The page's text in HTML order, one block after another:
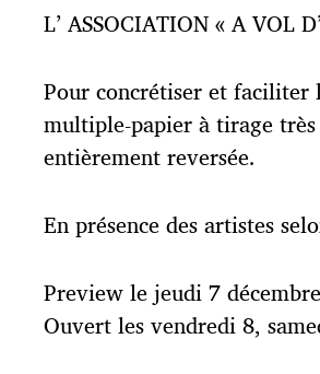
e
b
l
i
c
t
i
n
L’ ASSOCIATION « A VOL
Pour concrétiser et faciliter
multiple-papier à tirage
entièrement reversée.
En présence des artistes
Preview le jeudi 7
Ouvert les vendredi 8,